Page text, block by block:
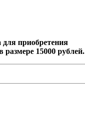
приобретения
размере 15000 рублей.